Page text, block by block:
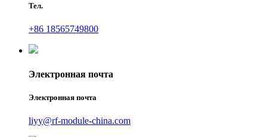
Тел.
+86 18565749800
Электронная почта
Электронная почта
liyy@rf-module-china.com